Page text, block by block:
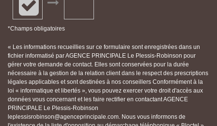
*Champs obligatoires
« Les informations recueillies sur ce formulaire sont enregistrées dans un
fichier informatisé par AGENCE PRINCIPALE Le Plessis-Robinson pour
gérer votre demande de contact. Elles sont conservées pour la durée
nécessaire à la gestion de la relation client dans le respect des prescriptions
légales applicables et sont destinées à nos conseillers Conformément à la
loi « informatique et libertés », vous pouvez exercer votre droit d'accès aux
données vous concernant et les faire rectifier en contactant AGENCE
PRINCIPALE Le Plessis-Robinson
leplessisrobinson@agenceprincipale.com. Nous vous informons de